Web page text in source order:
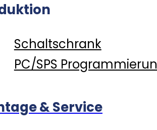
Schaltschrank
PC/SPS
& Service